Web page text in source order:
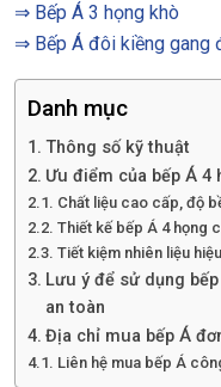
⇒ Bếp Á 3 họng khò
⇒ Bếp Á đôi kiềng gang
Danh mục
Thông số kỹ thuật
Ưu điểm của bếp Á 4
Chất liệu cao cấp, độ
Thiết kế bếp Á 4 họng
Tiết kiệm nhiên liệu
Lưu ý để sử dụng
an toàn
Địa chỉ mua bếp Á
Liên hệ mua bếp Á